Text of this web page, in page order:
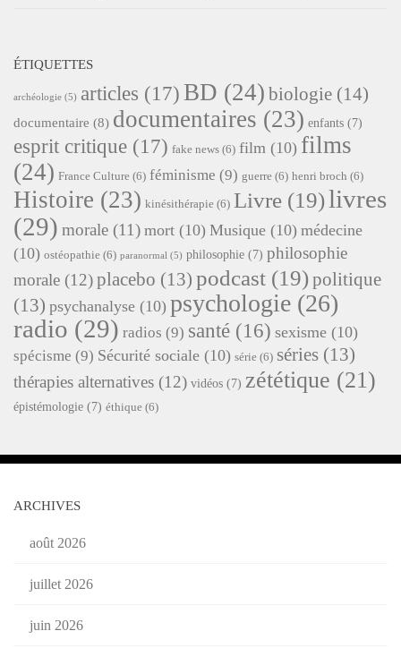
ÉTIQUETTES
archéologie (5) articles (17) BD (24) biologie (14)
documentaire (8) documentaires (23) enfants (7)
esprit critique (17) fake news (6) film (10) films
(24) France Culture (6) féminisme (9) guerre (6) henri broch (6)
Histoire (23) kinésithérapie (6) Livre (19)livres
(29) morale (11) mort (10) Musique (10) médecine
(10) ostéopathie (6) paranormal (5) philosophie (7) philosophie
morale (12)placebo (13) podcast (19)politique
(13) psychanalyse (10) psychologie (26)
radio (29) radios (9) santé (16) sexisme (10)
spécisme (9) Sécurité sociale (10) série (6) séries (13)
thérapies alternatives (12) vidéos (7) zététique (21)
épistémologie (7) éthique (6)
ARCHIVES
août 2026
juillet 2026
juin 2026